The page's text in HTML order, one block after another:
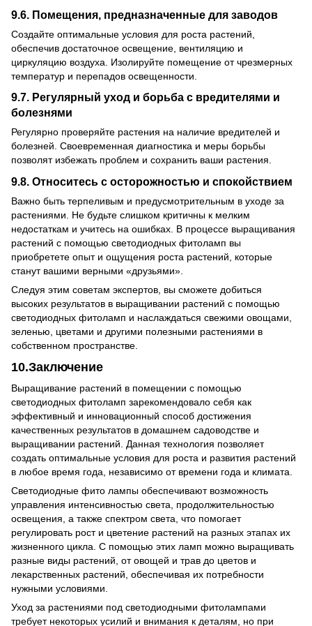
9.6. Помещения, предназначенные для заводов
Создайте оптимальные условия для роста растений,
обеспечив достаточное освещение, вентиляцию и
циркуляцию воздуха. Изолируйте помещение от чрезмерных
температур и перепадов освещенности.
9.7. Регулярный уход и борьба с вредителями и
болезнями
Регулярно проверяйте растения на наличие вредителей и
болезней. Своевременная диагностика и меры борьбы
позволят избежать проблем и сохранить ваши растения.
9.8. Относитесь с осторожностью и спокойствием
Важно быть терпеливым и предусмотрительным в уходе за
растениями. Не будьте слишком критичны к мелким
недостаткам и учитесь на ошибках. В процессе выращивания
растений с помощью светодиодных фитоламп вы
приобретете опыт и ощущения роста растений, которые
станут вашими верными «друзьями».
Следуя этим советам экспертов, вы сможете добиться
высоких результатов в выращивании растений с помощью
светодиодных фитоламп и наслаждаться свежими овощами,
зеленью, цветами и другими полезными растениями в
собственном пространстве.
10.Заключение
Выращивание растений в помещении с помощью
светодиодных фитоламп зарекомендовало себя как
эффективный и инновационный способ достижения
качественных результатов в домашнем садоводстве и
выращивании растений. Данная технология позволяет
создать оптимальные условия для роста и развития растений
в любое время года, независимо от времени года и климата.
Светодиодные фито лампы обеспечивают возможность
управления интенсивностью света, продолжительностью
освещения, а также спектром света, что помогает
регулировать рост и цветение растений на разных этапах их
жизненного цикла. С помощью этих ламп можно выращивать
разные виды растений, от овощей и трав до цветов и
лекарственных растений, обеспечивая их потребности
нужными условиями.
Уход за растениями под светодиодными фитолампами
требует некоторых усилий и внимания к деталям, но при